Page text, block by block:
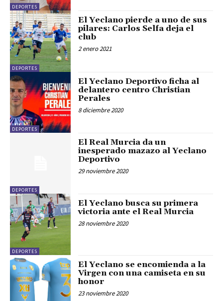
DEPORTES
DEPORTES
El Yeclano pierde a uno de sus
pilares: Carlos Selfa deja el
club
2 enero 2021
DEPORTES
El Yeclano Deportivo ficha al
delantero centro Christian
Perales
8 diciembre 2020
DEPORTES
El Real Murcia da un
inesperado mazazo al Yeclano
Deportivo
29 noviembre 2020
DEPORTES
El Yeclano busca su primera
victoria ante el Real Murcia
28 noviembre 2020
El Yeclano se encomienda a la
Virgen con una camiseta en su
honor
23 noviembre 2020